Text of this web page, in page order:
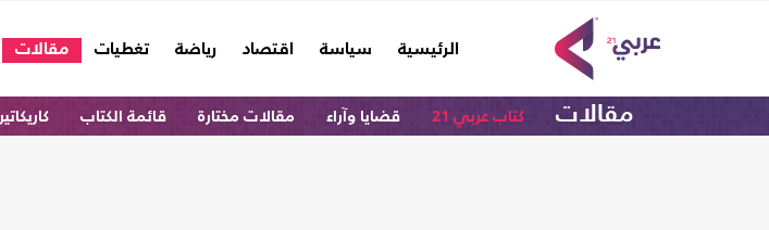
الرئيسية
(current) سياسة اقتصاد رياضة تغطيات مقالات
مقالات كتاب عربي 21 قضايا وآراء مقالات مختارة قائمة الكتاب كاريكاتير